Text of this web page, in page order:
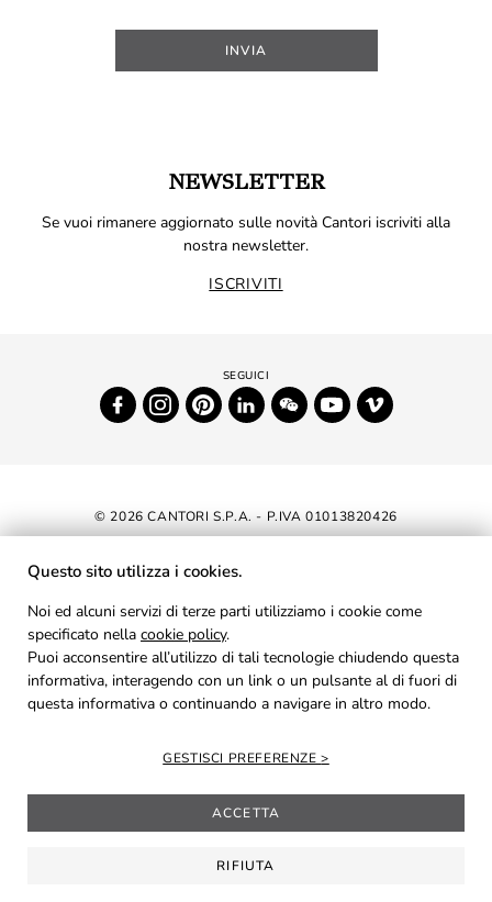
INVIA
NEWSLETTER
Se vuoi rimanere aggiornato sulle novità Cantori iscriviti alla
nostra newsletter.
ISCRIVITI
© 2026 CANTORI S.P.A. - P.IVA 01013820426
DICHIARAZIONE DI ACCESSIBILITÀ
AREA RISERVATA
PRIVACY
COOKIES
Questo sito utilizza i cookies.
Noi ed alcuni servizi di terze parti utilizziamo i cookie come
specificato nella cookie policy.
Puoi acconsentire all’utilizzo di tali tecnologie chiudendo questa
informativa, interagendo con un link o un pulsante al di fuori di
questa informativa o continuando a navigare in altro modo.
GESTISCI PREFERENZE
ACCETTA
RIFIUTA